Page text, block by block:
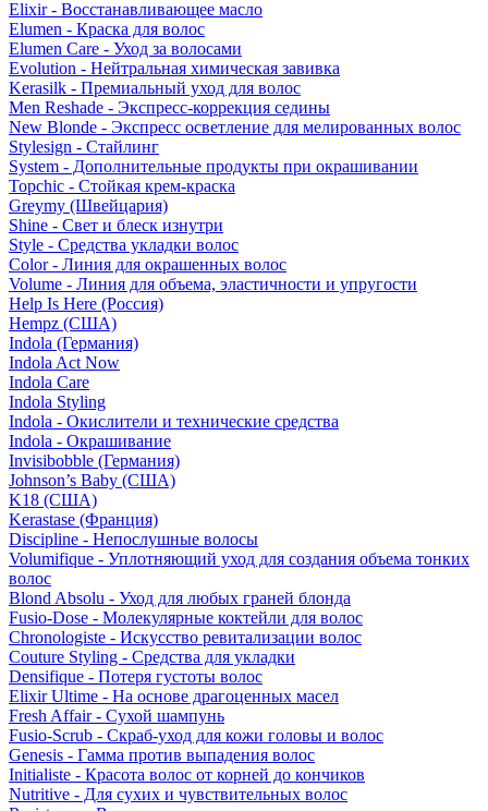
Elixir - Восстанавливающее масло
Elumen - Краска для волос
Elumen Care - Уход за волосами
Evolution - Нейтральная химическая завивка
Kerasilk - Премиальный уход для волос
Men Reshade - Экспресс-коррекция седины
New Blonde - Экспресс осветление для мелированных волос
Stylesign - Стайлинг
System - Дополнительные продукты при окрашивании
Topchic - Стойкая крем-краска
Greymy (Швейцария)
Shine - Свет и блеск изнутри
Style - Средства укладки волос
Color - Линия для окрашенных волос
Volume - Линия для объема, эластичности и упругости
Help Is Here (Россия)
Hempz (США)
Indola (Германия)
Indola Act Now
Indola Care
Indola Styling
Indola - Окислители и технические средства
Indola - Окрашивание
Invisibobble (Германия)
Johnson’s Baby (США)
K18 (США)
Kerastase (Франция)
Discipline - Непослушные волосы
Volumifique - Уплотняющий уход для создания объема тонких
волос
Blond Absolu - Уход для любых граней блонда
Fusio-Dose - Молекулярные коктейли для волос
Chronologiste - Искусство ревитализации волос
Couture Styling - Средства для укладки
Densifique - Потеря густоты волос
Elixir Ultime - На основе драгоценных масел
Fresh Affair - Сухой шампунь
Fusio-Scrub - Скраб-уход для кожи головы и волос
Genesis - Гамма против выпадения волос
Initialiste - Красота волос от корней до кончиков
Nutritive - Для сухих и чувствительных волос